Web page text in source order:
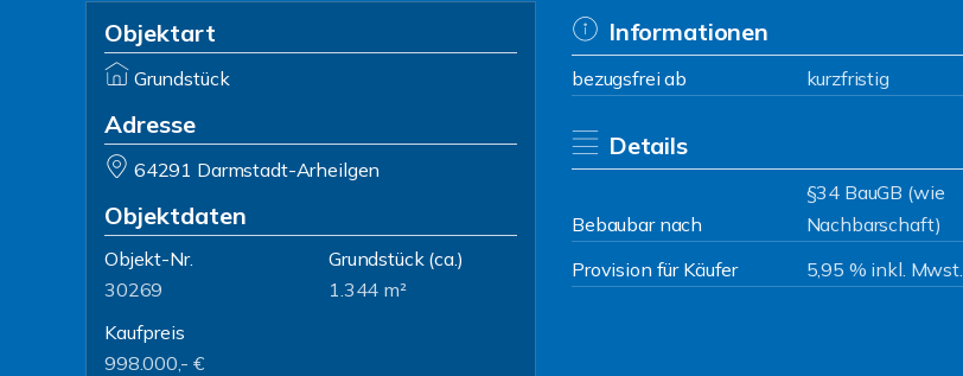
Objektart
Grundstück
Adresse
64291 Darmstadt-Arheilgen
Objektdaten
Objekt-Nr.
30269
Grundstück(ca.)
1.344 m²
Kaufpreis
998.000,- €
Informationen
bezugsfrei ab kurzfristig
Details
Bebaubar nach
§34 BauGB (wie
Nachbarschaft)
Provision für Käufer
5,95 % inkl. Mwst.